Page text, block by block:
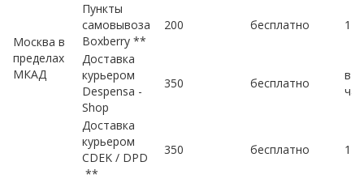
Москва в
пределах
МКАД
Пункты
самовывоза
Boxberry **
200 бесплатно 1-
Доставка
курьером
Despensa -
Shop
350 бесплатно
в
Доставка
курьером
CDEK / DPD
**
350 бесплатно 1-